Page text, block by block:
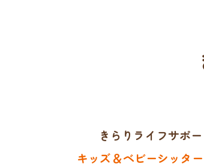
きらりライフサポー
キッズ＆ベビーシッタ